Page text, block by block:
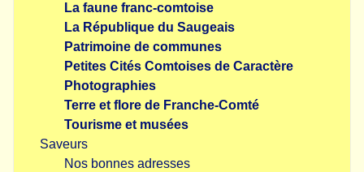
La faune franc-comtoise
La République du Saugeais
Patrimoine de communes
Petites Cités Comtoises de Caractère
Photographies
Terre et flore de Franche-Comté
Tourisme et musées
Saveurs
Nos bonnes adresses